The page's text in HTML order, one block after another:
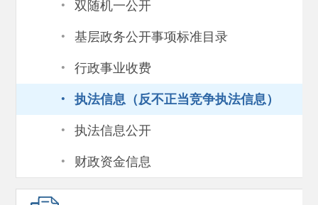
双随机一公开
· 基层政务公开事项标准目录
· 行政事业收费
· 执法信息（反不正当竞争执法信息）
· 执法信息公开
· 财政资金信息